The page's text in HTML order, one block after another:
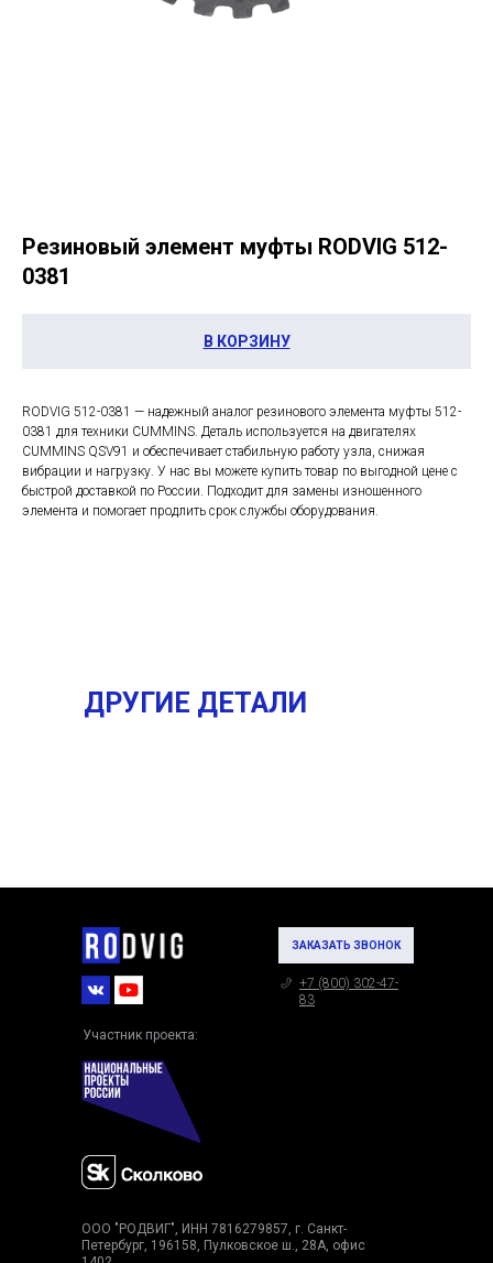
Резиновый элемент муфты RODVIG 512-
0381
В КОРЗИНУ
RODVIG 512-0381 — надежный аналог резинового элемента муфты 512-
0381 для техники CUMMINS. Деталь используется на двигателях
CUMMINS QSV91 и обеспечивает стабильную работу узла, снижая
вибрации и нагрузку. У нас вы можете купить товар по выгодной цене с
быстрой доставкой по России. Подходит для замены изношенного
элемента и помогает продлить срок службы оборудования.
ДРУГИЕ ДЕТАЛИ
ЗАКАЗАТЬ ЗВОНОК
ООО "РОДВИГ", ИНН 7816279857, г. Санкт-
Петербург, 196158, Пулковское ш., 28А, офис
Участник проекта:
+7 (800) 302-47-
83